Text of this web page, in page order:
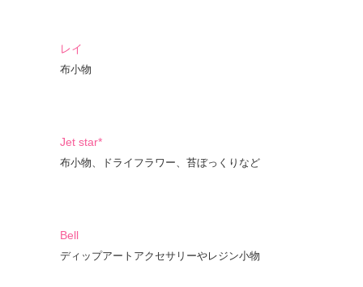
レイ
布小物
Jet star*
布小物、ドライフラワー、苔ぼっくりなど
Bell
ディップアートアクセサリーやレジン小物